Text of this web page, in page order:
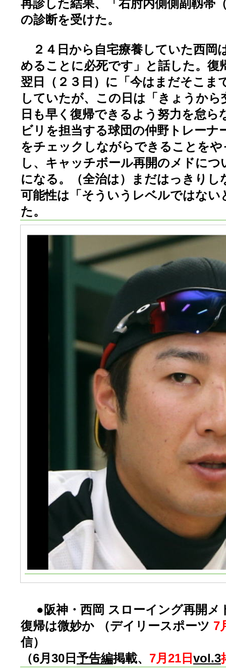
再診した結果、「右肘内側側副靱帯
の診断を受けた。
２４日から自宅療養していた西岡
めることに必死です」と話した。復
翌日（２３日）に「今はまだそこま
していたが、この日は「きょうから
日も早く復帰できるよう努力を怠ら
ビリを担当する球団の仲野トレーナ
をチェックしながらできることを
し、キャッチボール再開のメドにつ
になる。（全治は）まだはっきりし
可能性は「そういうレベルではない
た。
●阪神・西岡 スローイング再開メ
復帰は微妙か （デイリースポーツ 7
信）
（6月30日 予告編掲載、 7月21日 vol.3